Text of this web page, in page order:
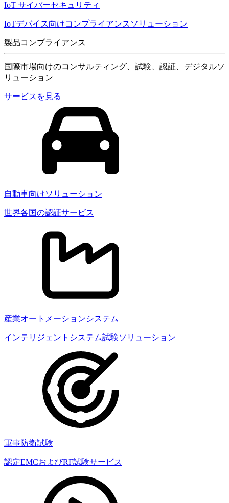
IoT サイバーセキュリティ
IoTデバイス向けコンプライアンスソリューション
製品コンプライアンス
国際市場向けのコンサルティング、試験、認証、デジタルソ
リューション
サービスを見る
自動車向けソリューション
世界各国の認証サービス
産業オートメーションシステム
インテリジェントシステム試験ソリューション
軍事防衛試験
認定EMCおよびRF試験サービス